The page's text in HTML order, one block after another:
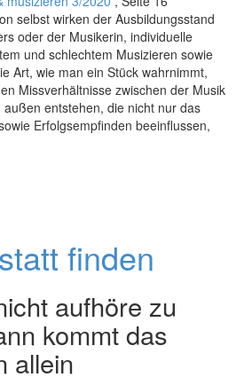
selbst wirken der Ausbildungsstand
oder der Musikerin, individuelle
und schlechtem Musizieren sowie
Art, wie man ein Stück wahrnimmt,
Missverhältnisse zwischen der Musik
entstehen, die nicht nur das
Erfolgsempfinden beeinflussen,
finden
aufhöre zu
kommt das
allein